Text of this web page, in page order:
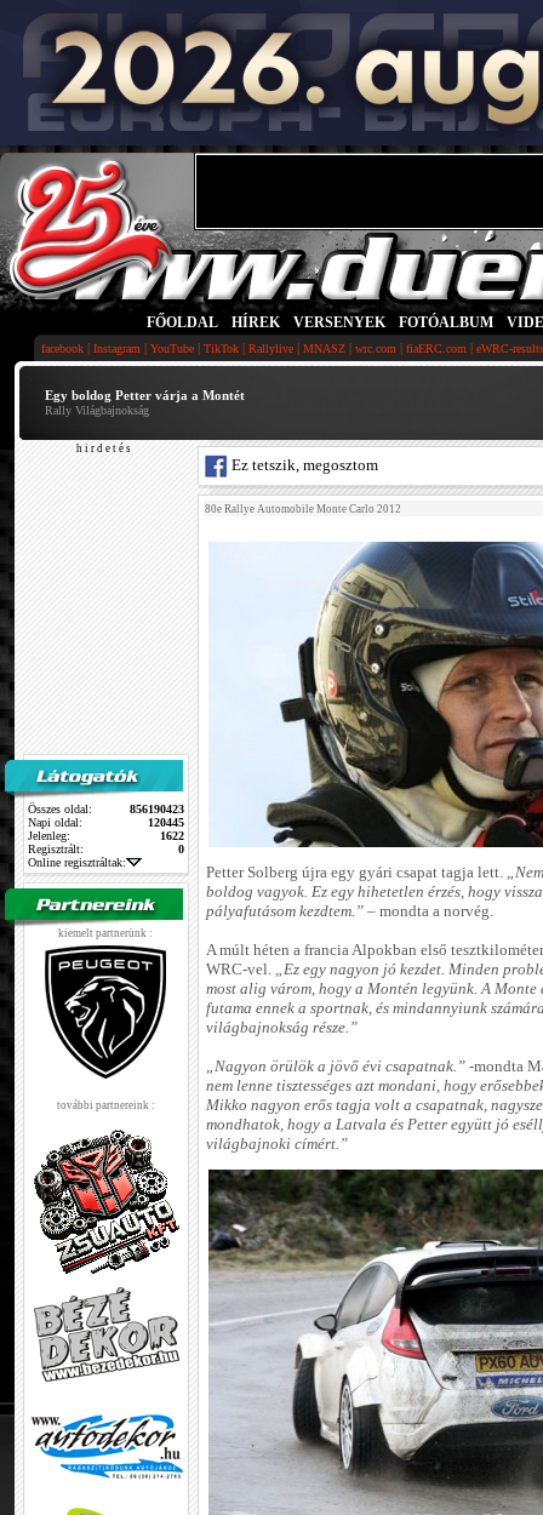
FŐOLDAL HÍREK VERSENYEK FOTÓALBUM
facebook | Instagram | YouTube | TikTok | Rallylive | MNASZ | wrc.com | fiaERC.com | eWRC-
Egy boldog Petter várja a Montét
Rally Világbajnokság
h i r d e t é s
Összes oldal:
856190423
Napi oldal:
120445
Jelenleg:
1622
Regisztrált:
0
Online regisztráltak:
kiemelt partnerünk :
további partnereink :
Ez tetszik, megosztom
80e Rallye Automobile Monte Carlo 2012
Petter Solberg újra egy gyári csapat tagja lett.
boldog vagyok. Ez egy hihetetlen érzés, hogy
pályafutásom kezdtem.” – mondta a norvég.
A múlt héten a francia Alpokban első
WRC-vel. „Ez egy nagyon jó kezdet. Minden
most alig várom, hogy a Montén legyünk. A Monte
futama ennek a sportnak, és mindannyiunk
világbajnokság része.”
„Nagyon örülök a jövő évi csapatnak.” -mondta
nem lenne tisztességes azt mondani, hogy
Mikko nagyon erős tagja volt a csapatnak,
mondhatok, hogy a Latvala és Petter együtt jó
világbajnoki címért.”